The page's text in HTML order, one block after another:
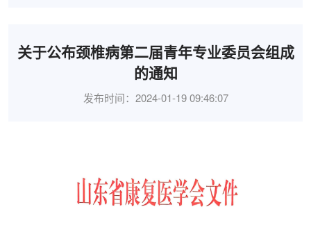
关于公布颈椎病第二届青年专业委员会组成
的通知
发布时间：2024-01-19 09:46:07